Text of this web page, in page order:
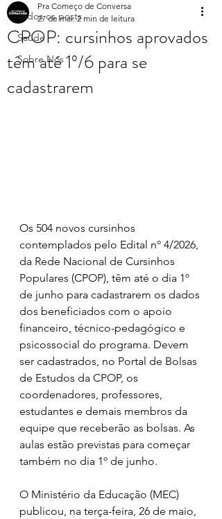
Todos os posts
Saúde
Sobre Nós
CPOP: cursinhos aprovados
têm até 1º/6 para se
cadastrarem
Pra Começo de Conversa
27 de mai. 2 min de leitura
Os 504 novos cursinhos
contemplados pelo Edital nº 4/2026,
da Rede Nacional de Cursinhos
Populares (CPOP), têm até o dia 1º
de junho para cadastrarem os dados
dos beneficiados com o apoio
financeiro, técnico-pedagógico e
psicossocial do programa. Devem
ser cadastrados, no Portal de Bolsas
de Estudos da CPOP, os
coordenadores, professores,
estudantes e demais membros da
equipe que receberão as bolsas. As
aulas estão previstas para começar
também no dia 1º de junho.
O Ministério da Educação (MEC)
publicou, na terça-feira, 26 de maio,